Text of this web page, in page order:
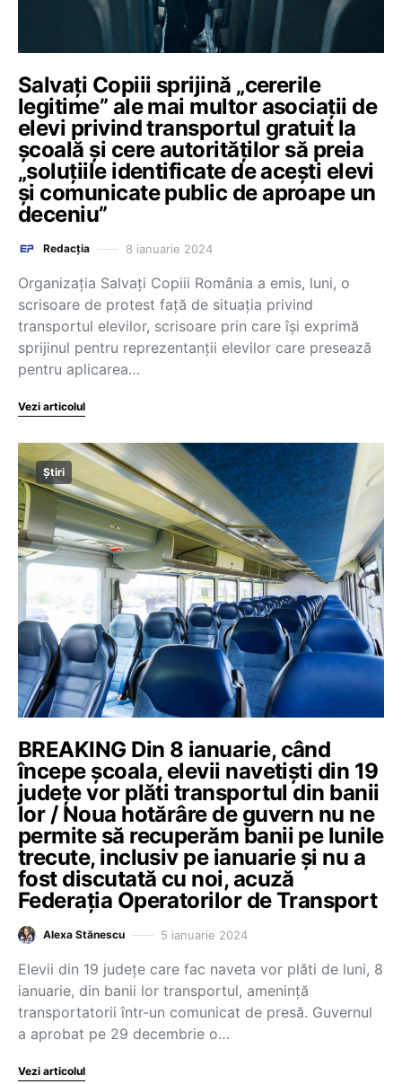
Salvați Copiii sprijină „cererile
legitime” ale mai multor asociații de
elevi privind transportul gratuit la
școală și cere autorităților să preia
„soluțiile identificate de acești elevi
și comunicate public de aproape un
deceniu”
Redacția 8 ianuarie 2024
Organizația Salvați Copiii România a emis, luni, o
scrisoare de protest față de situația privind
transportul elevilor, scrisoare prin care își exprimă
sprijinul pentru reprezentanții elevilor care presează
pentru aplicarea…
Vezi articolul
Știri
BREAKING Din 8 ianuarie, când
începe școala, elevii navetiști din 19
județe vor plăti transportul din banii
lor / Noua hotărâre de guvern nu ne
permite să recuperăm banii pe lunile
trecute, inclusiv pe ianuarie și nu a
fost discutată cu noi, acuză
Federația Operatorilor de Transport
Alexa Stănescu 5 ianuarie 2024
Elevii din 19 județe care fac naveta vor plăti de luni, 8
ianuarie, din banii lor transportul, amenință
transportatorii într-un comunicat de presă. Guvernul
a aprobat pe 29 decembrie o…
Vezi articolul